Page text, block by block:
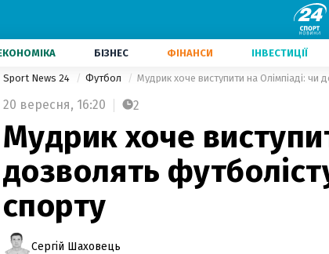
БІЗНЕС ФІНАНСИ ІНВЕСТИЦІЇ
Sport News 24 Футбол Мудрик хоче виступити на Олімпіаді: чи
20 вересня, 16:20 2
Мудрик хоче
дозволять
спорту
Сергій Шаховець